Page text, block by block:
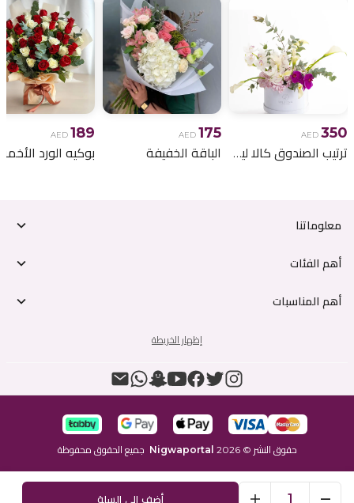
1 أضف إلى السلة
AED 350
ترتيب الصندوق كالا ليلي
AED 175
الباقة الخفيفة
AED 189
معلوماتنا
أهم الفئات
أهم المناسبات
إظهار الخريطة
حقوق النشر ©
2026
Nigwaportal جميع الحقوق محفوظة